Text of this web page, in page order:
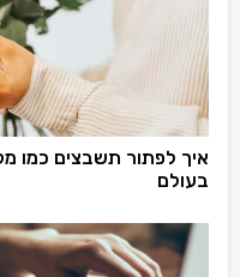
איך לפתור תשבצים כמו
בעולם